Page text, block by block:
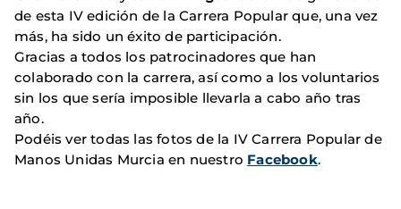
de esta IV edición de la Carrera Popular que, una vez
más, ha sido un éxito de participación.
Gracias a todos los patrocinadores que han
colaborado con la carrera, así como a los voluntarios
sin los que sería imposible llevarla a cabo año tras
año.
Podéis ver todas las fotos de la IV Carrera Popular de
Manos Unidas Murcia en nuestro Facebook.